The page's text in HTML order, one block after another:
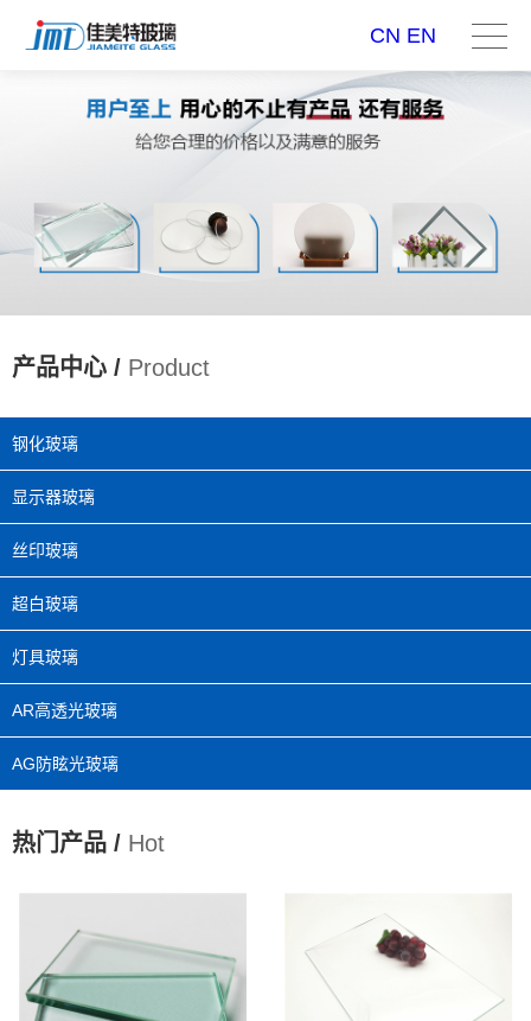
CN EN
产品中心 / Product
钢化玻璃
显示器玻璃
丝印玻璃
超白玻璃
灯具玻璃
AR高透光玻璃
AG防眩光玻璃
热门产品 / Hot